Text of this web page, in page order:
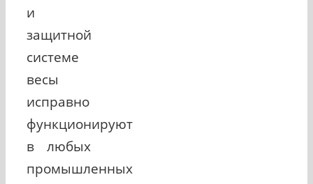
и
защитной
системе
весы
исправно
функционируют
в любых
промышленных